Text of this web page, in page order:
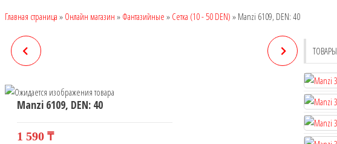
Главная страница » Онлайн магазин » Фантазийные » Сетка (10 - 50 DEN) » Manzi 6109, DEN: 40
Manzi 6109, DEN: 40
1 590 ₸
ТОВАРЫ